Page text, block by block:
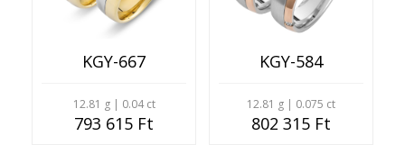
KGY-667
12.81 g | 0.04 ct
793 615 Ft
KGY-584
12.81 g | 0.075 ct
802 315 Ft